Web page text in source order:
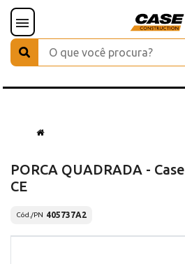
PORCA QUADRADA - Case
CE
Cód./PN 405737A2